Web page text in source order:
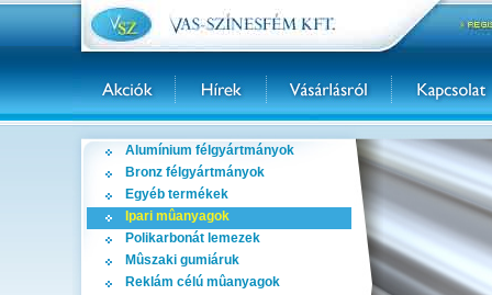
Alumínium félgyártmányok
Bronz félgyártmányok
Egyéb termékek
Ipari mûanyagok
Polikarbonát lemezek
Mûszaki gumiáruk
Reklám célú mûanyagok